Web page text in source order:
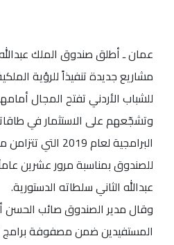
عمان ـ أطلق صندوق الملك
مشاريع جديدة تنفيذاً للرؤية
للشباب الأردني تفتح المجال
وتشجّعهم على الاستثمار في
البرامجية لعام
للصندوق بمناسبة مرور عشرين
عبدالله الثاني سلطاته الدستورية.
وقال مدير الصندوق صائب
المستفيدين ضمن مصفوفة برامج